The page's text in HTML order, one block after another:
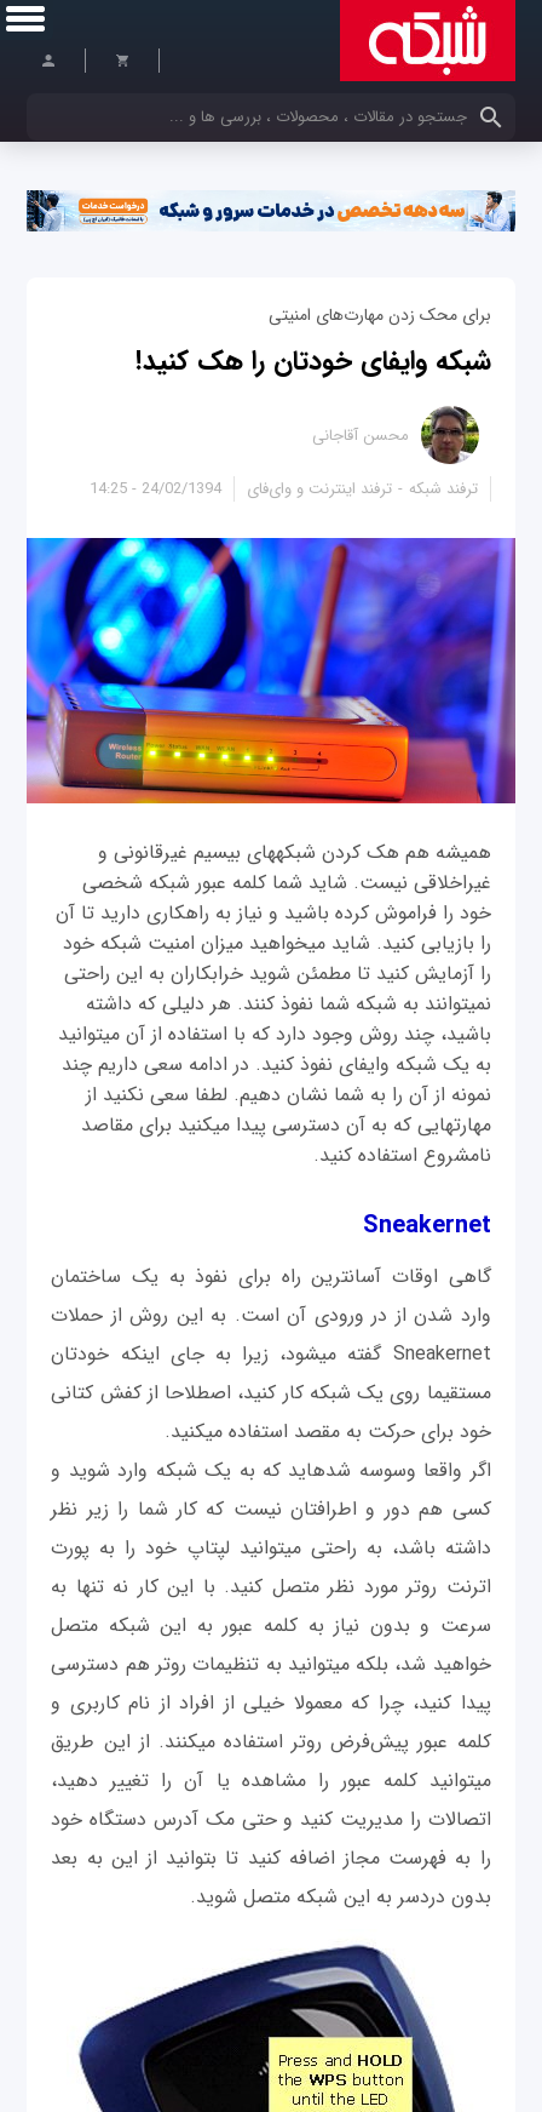
کلمات کلیدی خود را وارد کنید
برای محک زدن مهارت‌های امنیتی
شبکه وای‎فای خودتان را هک کنید!
24/02/1394 - 14:25
محسن آقاجانی
ترفند شبکه ترفند اینترنت و وای‌فای
همیشه هم هک کردن شبکه‎های بی‎سیم غیرقانونی و
غیراخلاقی نیست. شاید شما کلمه عبور شبکه شخصی
خود را فراموش کرده باشید و نیاز به راهکاری دارید تا آن
را بازیابی کنید. شاید می‎خواهید میزان امنیت شبکه خود
را آزمایش کنید تا مطمئن شوید خرابکاران به این راحتی
نمی‎توانند به شبکه شما نفوذ کنند. هر دلیلی که داشته
باشید، چند روش وجود دارد که با استفاده از آن می‎توانید
به یک شبکه وای‎فای نفوذ کنید. در ادامه سعی داریم چند
نمونه از آن را به شما نشان دهیم. لطفا سعی نکنید از
مهارت‎هایی که به آن دسترسی پیدا می‎کنید برای مقاصد
نامشروع استفاده کنید.
Sneakernet
گاهی اوقات آسانترین راه برای نفوذ به یک ساختمان
وارد شدن از در ورودی آن است. به این روش از حملات
Sneakernet گفته می‎شود، زیرا به جای اینکه خودتان
مستقیما روی یک شبکه کار کنید، اصطلاحا از کفش کتانی
خود برای حرکت به مقصد استفاده می‎کنید.
اگر واقعا وسوسه شده‎اید که به یک شبکه وارد شوید و
کسی هم دور و اطرافتان نیست که کار شما را زیر نظر
داشته باشد، به راحتی می‎توانید لپتاپ خود را به پورت
اترنت روتر مورد نظر متصل كنيد. با این کار نه تنها به
سرعت و بدون نياز به کلمه عبور به این شبکه متصل
خواهید شد، بلکه می‎توانید به تنظیمات روتر هم دسترسی
پیدا کنید، چرا که معمولا خیلی از افراد از نام کاربری و
کلمه عبور پیش‌فرض روتر استفاده می‎کنند. از این طریق
می‎توانید کلمه عبور را مشاهده یا آن را تغییر دهید،
اتصالات را مدیریت کنید و حتی مک آدرس دستگاه خود
را به فهرست مجاز اضافه کنید تا بتوانید از این به بعد
بدون دردسر به این شبکه متصل شويد.